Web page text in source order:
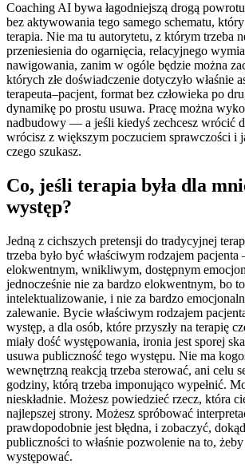
Coaching AI bywa łagodniejszą drogą
bez aktywowania tego samego schematu, który
terapia. Nie ma tu autorytetu, z którym trzeba
przeniesienia do ogarnięcia, relacyjnego
nawigowania, zanim w ogóle będzie można
których złe doświadczenie dotyczyło właśnie
terapeuta–pacjent, format bez człowieka po
dynamikę po prostu usuwa. Pracę można
nadbudowy — a jeśli kiedyś zechcesz wrócić
wrócisz z większym poczuciem sprawczości i
czego szukasz.
Co, jeśli terapia była dla
występ?
Jedną z cichszych pretensji do tradycyjnej
trzeba było być właściwym rodzajem
elokwentnym, wnikliwym, dostępnym
jednocześnie nie za bardzo elokwentnym, bo
intelektualizowanie, i nie za bardzo
zalewanie. Bycie właściwym rodzajem
występ, a dla osób, które przyszły na terapię
miały dość występowania, ironia jest sporej
usuwa publiczność tego występu. Nie ma
wewnętrzną reakcją trzeba sterować, ani celu
godziny, którą trzeba imponująco wypełnić.
nieskładnie. Możesz powiedzieć rzecz, która
najlepszej strony. Możesz spróbować
prawdopodobnie jest błędna, i zobaczyć,
publiczności to właśnie pozwolenie na to, żeby
występować.